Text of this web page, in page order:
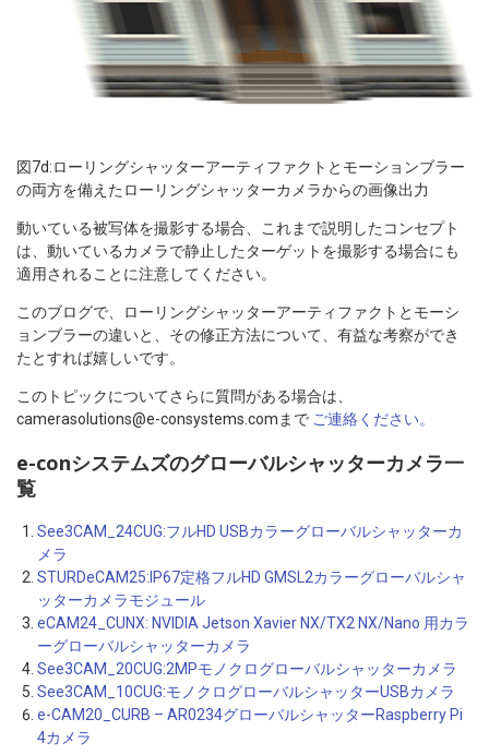
図7d:ローリングシャッターアーティファクトとモーションブラー
の両方を備えたローリングシャッターカメラからの画像出力
動いている被写体を撮影する場合、これまで説明したコンセプト
は、動いているカメラで静止したターゲットを撮影する場合にも
適用されることに注意してください。
このブログで、ローリングシャッターアーティファクトとモーシ
ョンブラーの違いと、その修正方法について、有益な考察ができ
たとすれば嬉しいです。
このトピックについてさらに質問がある場合は、
camerasolutions@e-consystems.comまで ご連絡ください。
e-conシステムズのグローバルシャッターカメラ一
覧
See3CAM_24CUG:フルHD USBカラーグローバルシャッターカ
メラ
STURDeCAM25:IP67定格フルHD GMSL2カラーグローバルシャ
ッターカメラモジュール
eCAM24_CUNX: NVIDIA Jetson Xavier NX/TX2 NX/Nano 用カラ
ーグローバルシャッターカメラ
See3CAM_20CUG:2MPモノクログローバルシャッターカメラ
See3CAM_10CUG:モノクログローバルシャッターUSBカメラ
e-CAM20_CURB – AR0234グローバルシャッターRaspberry Pi
4カメラ